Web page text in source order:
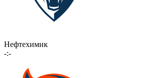
Нефтехимик
-:-